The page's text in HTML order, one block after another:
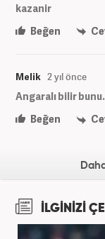
kazanir
Beğen
Melik 2 yıl önce
Angaralı bilir bunu.
Beğen
İLGİNİZİ